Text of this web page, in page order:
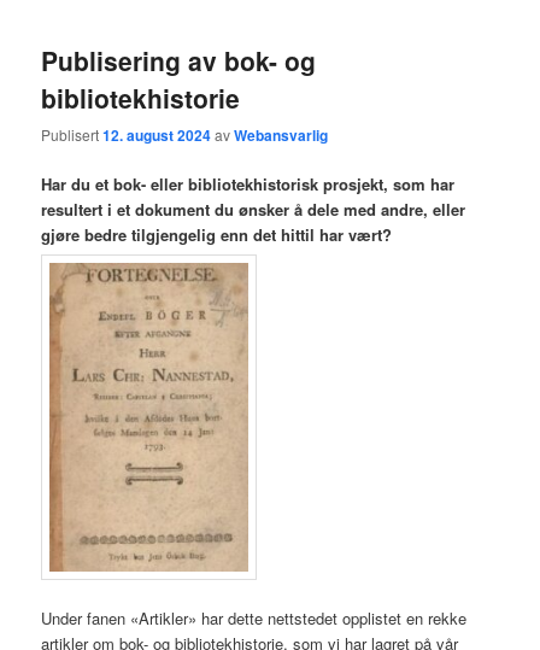
Publisering av bok- og
bibliotekhistorie
Publisert12. august 2024avWebansvarlig
Har du et bok- eller bibliotekhistorisk prosjekt, som har
resultert i et dokument du ønsker å dele med andre, eller
gjøre bedre tilgjengelig enn det hittil har vært?
Under fanen «Artikler» har dette nettstedet opplistet en rekke
artikler om bok- og bibliotekhistorie, som vi har lagret på vår